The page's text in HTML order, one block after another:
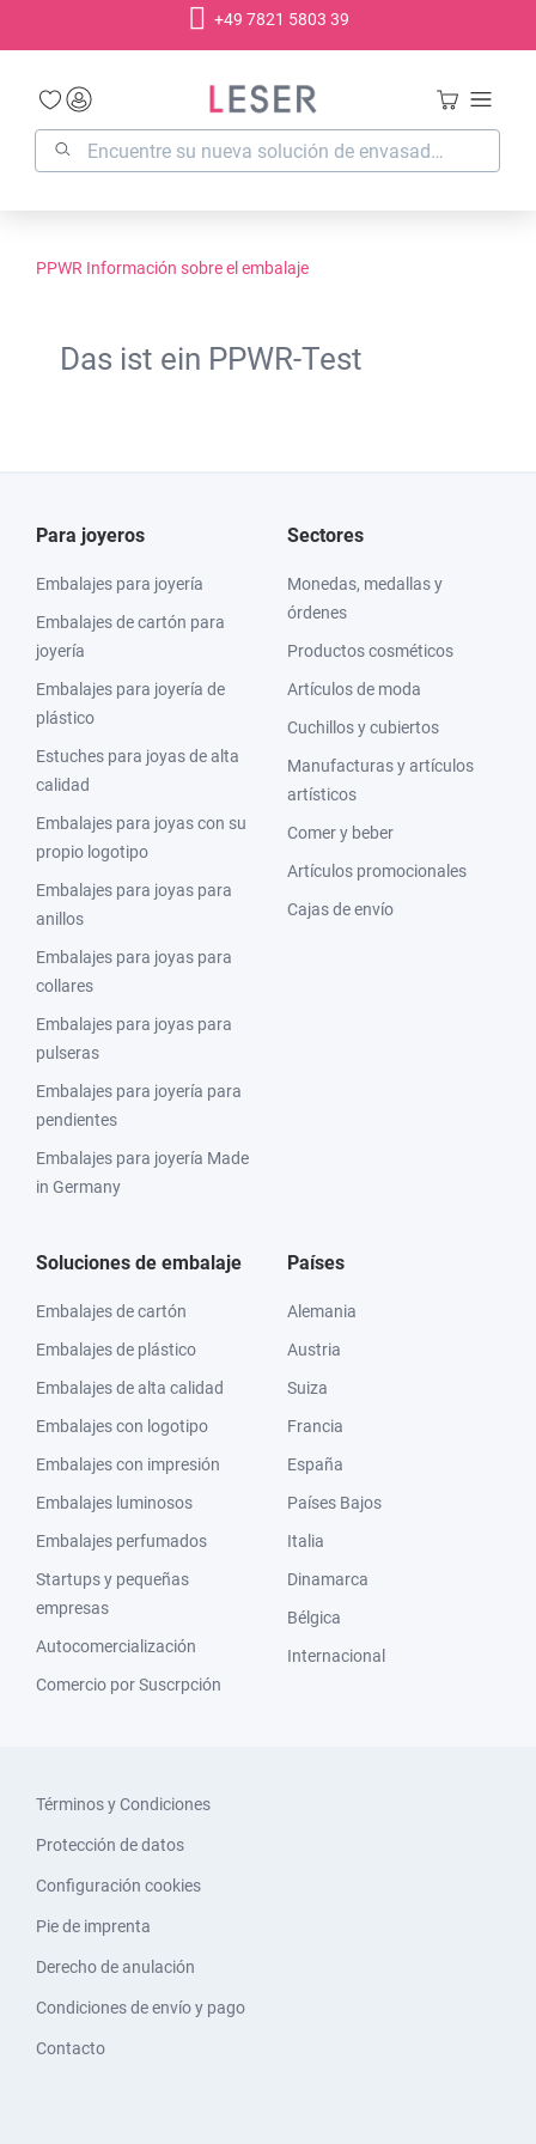
+49 7821 5803 39
PPWR Información sobre el embalaje
Das ist ein PPWR-Test
Para joyeros
Embalajes para joyería
Embalajes de cartón para
joyería
Embalajes para joyería de
plástico
Estuches para joyas de alta
calidad
Embalajes para joyas con su
propio logotipo
Embalajes para joyas para
anillos
Embalajes para joyas para
collares
Embalajes para joyas para
pulseras
Embalajes para joyería para
pendientes
Embalajes para joyería Made
in Germany
Sectores
Monedas, medallas y
órdenes
Productos cosméticos
Artículos de moda
Cuchillos y cubiertos
Manufacturas y artículos
artísticos
Comer y beber
Artículos promocionales
Cajas de envío
Soluciones de embalaje
Embalajes de cartón
Embalajes de plástico
Embalajes de alta calidad
Embalajes con logotipo
Embalajes con impresión
Embalajes luminosos
Embalajes perfumados
Startups y pequeñas
empresas
Autocomercialización
Comercio por Suscrpción
Países
Alemania
Austria
Suiza
Francia
España
Países Bajos
Italia
Dinamarca
Bélgica
Internacional
Términos y Condiciones
Protección de datos
Configuración cookies
Pie de imprenta
Derecho de anulación
Condiciones de envío y pago
Contacto